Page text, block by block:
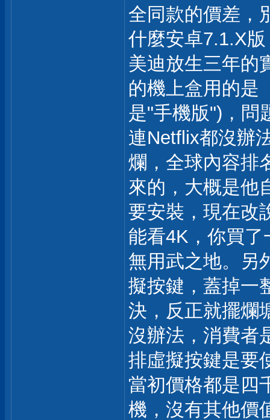
全同款的價差，
什麼安卓7.1.X
美迪放生三年的
的機上盒用的是
是"手機版")，問
連Netflix都沒辦
爛，全球內容排
來的，大概是他
要安裝，現在改
能看4K，你買
無用武之地。另
擬按鍵，蓋掉一
決，反正就擺爛
沒辦法，消費者
排虛擬按鍵是要
當初價格都是四
機，沒有其他價